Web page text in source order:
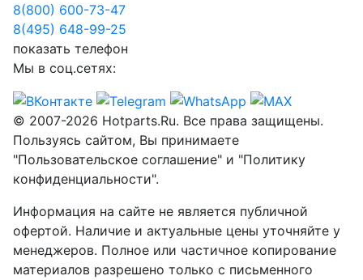
8(800) 600-73-47
8(495) 648-99-25
показать телефон
Мы в соц.сетях:
© 2007-2026 Hotparts.Ru. Все права защищены.
Пользуясь сайтом, Вы принимаете
"Пользовательское соглашение" и "Политику
конфиденциальности".
Информация на сайте не является публичной
офертой. Наличие и актуальные цены уточняйте у
менеджеров. Полное или частичное копирование
материалов разрешено только с письменного